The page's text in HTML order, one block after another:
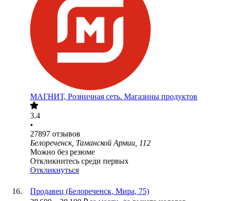
МАГНИТ, Розничная сеть. Магазины продуктов
3.4
•
27897 отзывов
Белореченск, Таманской Армии, 112
Можно без резюме
Откликнитесь среди первых
Откликнуться
Продавец (Белореченск, Мира, 75)